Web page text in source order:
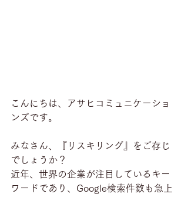
こんにちは、アサヒコミュニケーショ
ンズです。
みなさん、『リスキリング』をご存じ
でしょうか？
近年、世界の企業が注目しているキー
ワードであり、Google検索件数も急上